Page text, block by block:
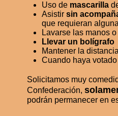
Uso de mascarilla
Asistir sin
que requieran
Lavarse las manos
Llevar un bolígrafo
Mantener la
Cuando haya votado
Solicitamos muy
Confederación,
podrán permanecer en